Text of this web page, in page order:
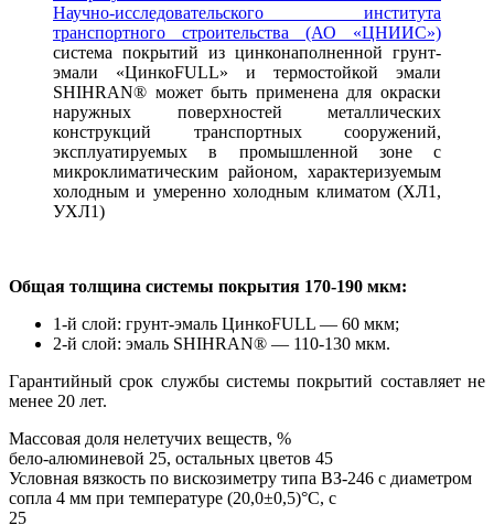
Научно-исследовательского института
транспортного строительства (АО «ЦНИИС»)
система покрытий из цинконаполненной грунт-
эмали «ЦинкоFULL» и термостойкой эмали
SHIHRAN® может быть применена для окраски
наружных поверхностей металлических
конструкций транспортных сооружений,
эксплуатируемых в промышленной зоне с
микроклиматическим районом, характеризуемым
холодным и умеренно холодным климатом (ХЛ1,
УХЛ1)
Общая толщина системы покрытия 170-190 мкм:
1-й слой: грунт-эмаль ЦинкоFULL — 60 мкм;
2-й слой: эмаль SHIHRAN® — 110-130 мкм.
Гарантийный срок службы системы покрытий составляет не
менее 20 лет.
Массовая доля нелетучих веществ, %
бело-алюминевой 25, остальных цветов 45
Условная вязкость по вискозиметру типа ВЗ-246 с диаметром
сопла 4 мм при температуре (20,0±0,5)°С, с
25